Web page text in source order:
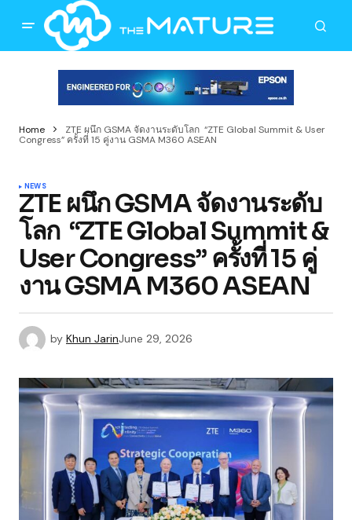
Home
ZTE ผนึก GSMA จัดงานระดับโลก “ZTE Global Summit & User
Congress” ครั้งที่ 15 คู่งาน GSMA M360 ASEAN
NEWS
ZTE ผนึก GSMA จัดงานระดับ
โลก “ZTE Global Summit &
User Congress” ครั้งที่ 15 คู่
งาน GSMA M360 ASEAN
by Khun JarinJune 29, 2026